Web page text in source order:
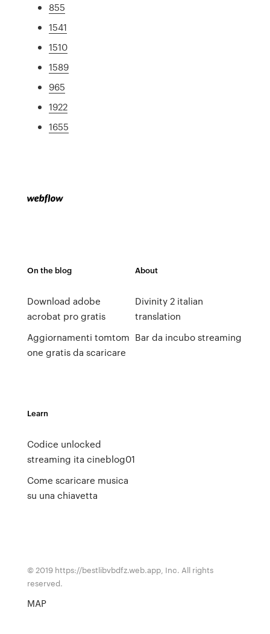
855
1541
1510
1589
965
1922
1655
On the blog
Download adobe
acrobat pro gratis
Aggiornamenti tomtom
one gratis da scaricare
About
Divinity 2 italian
translation
Bar da incubo streaming
Learn
Codice unlocked
streaming ita cineblog01
Come scaricare musica
su una chiavetta
© 2019 https://bestlibvbdfz.web.app, Inc. All rights
reserved.
MAP